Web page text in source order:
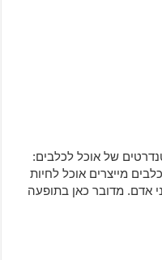
של אוכל לכלבים:
מייצרים אוכל לחיות
אדם. מדובר כאן בתופעה